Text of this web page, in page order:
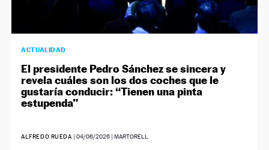
ACTUALIDAD
El presidente Pedro Sánchez se sincera y
revela cuáles son los dos coches que le
gustaría conducir: “Tienen una pinta
estupenda”
ALFREDO RUEDA | 04/06/2026| MARTORELL